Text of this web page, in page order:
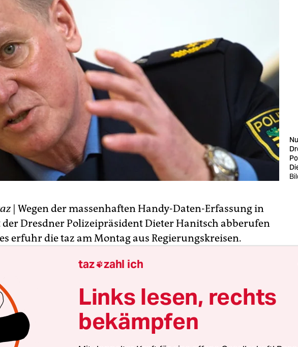
| Wegen der massenhaften Handy-Daten-Erfassung in
der Dresdner Polizeipräsident Dieter Hanitsch abberufen
erfuhr die taz am Montag aus Regierungskreisen.
des Innen- und Rechtsausschusses. Als Grund für
nannte er interne "Informationsdefizite". In
ist nach taz-Informationen von einem "Bauernopfer"
"Einer musste jetzt gehen", hieß es am Montag dazu.
aufgedeckt, dass es am Rande einer Anti-Nazi-
taz zahl ich
Links lesen, rechts
bekämpfen